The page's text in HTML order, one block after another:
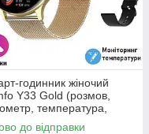
годинник жіночий
Y33 Gold (розмов,
температура,
2 ремінці
до відправки